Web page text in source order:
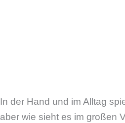
In der Hand und im Alltag
aber wie sieht es im großen